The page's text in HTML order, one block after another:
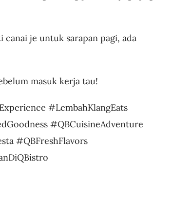
je untuk sarapan pagi, ada
masuk kerja tau!
#LembahKlangEats
#QBCuisineAdventure
#QBFreshFlavors